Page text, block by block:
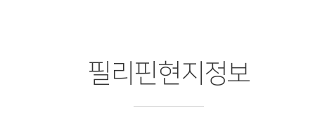
필리핀현지정보